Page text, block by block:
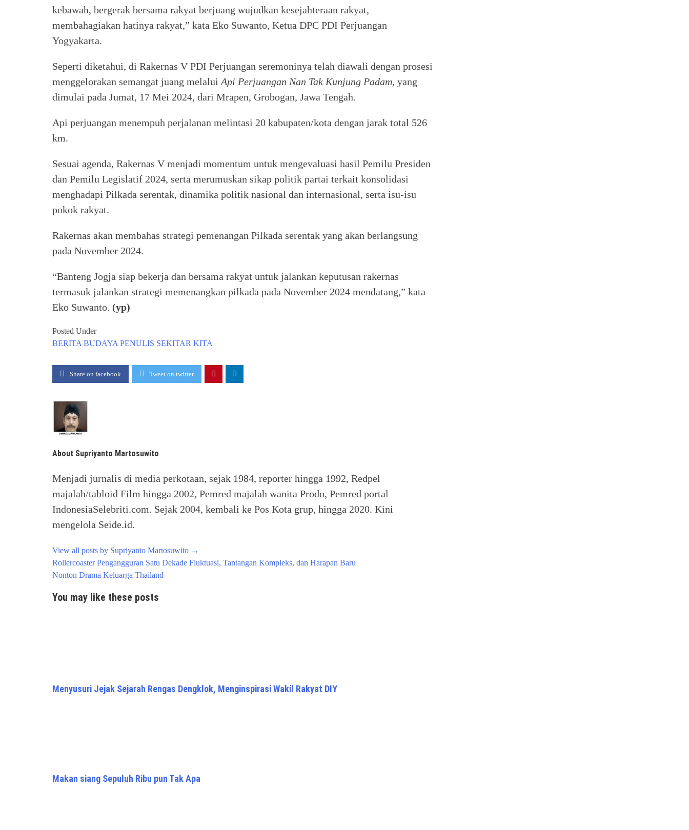
kebawah, bergerak bersama rakyat berjuang wujudkan kesejahteraan rakyat,
membahagiakan hatinya rakyat,” kata Eko Suwanto, Ketua DPC PDI Perjuangan
Yogyakarta.
Seperti diketahui, di Rakernas V PDI Perjuangan seremoninya telah diawali dengan prosesi
menggelorakan semangat juang melalui Api Perjuangan Nan Tak Kunjung Padam, yang
dimulai pada Jumat, 17 Mei 2024, dari Mrapen, Grobogan, Jawa Tengah.
Api perjuangan menempuh perjalanan melintasi 20 kabupaten/kota dengan jarak total 526
km.
Sesuai agenda, Rakernas V menjadi momentum untuk mengevaluasi hasil Pemilu Presiden
dan Pemilu Legislatif 2024, serta merumuskan sikap politik partai terkait konsolidasi
menghadapi Pilkada serentak, dinamika politik nasional dan internasional, serta isu-isu
pokok rakyat.
Rakernas akan membahas strategi pemenangan Pilkada serentak yang akan berlangsung
pada November 2024.
“Banteng Jogja siap bekerja dan bersama rakyat untuk jalankan keputusan rakernas
termasuk jalankan strategi memenangkan pilkada pada November 2024 mendatang,” kata
Eko Suwanto. (yp)
Posted Under
BERITA BUDAYA PENULIS SEKITAR KITA
Share on facebook Tweet on twitter
About Supriyanto Martosuwito
Menjadi jurnalis di media perkotaan, sejak 1984, reporter hingga 1992, Redpel
majalah/tabloid Film hingga 2002, Pemred majalah wanita Prodo, Pemred portal
IndonesiaSelebriti.com. Sejak 2004, kembali ke Pos Kota grup, hingga 2020. Kini
mengelola Seide.id.
View all posts by Supriyanto Martosuwito →
Post
navigation
Rollercoaster Pengangguran Satu Dekade Fluktuasi, Tantangan Kompleks, dan Harapan Baru
Nonton Drama Keluarga Thailand
You may like these posts
Menyusuri Jejak Sejarah Rengas Dengklok, Menginspirasi Wakil Rakyat DIY
Makan siang Sepuluh Ribu pun Tak Apa